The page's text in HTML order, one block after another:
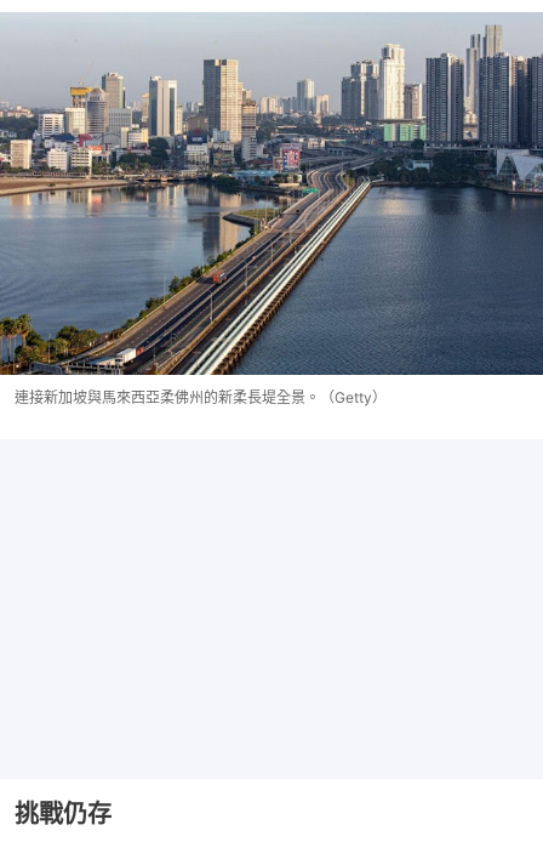
連接新加坡與馬來西亞柔佛州的新柔長堤全景。（Getty）
挑戰仍存